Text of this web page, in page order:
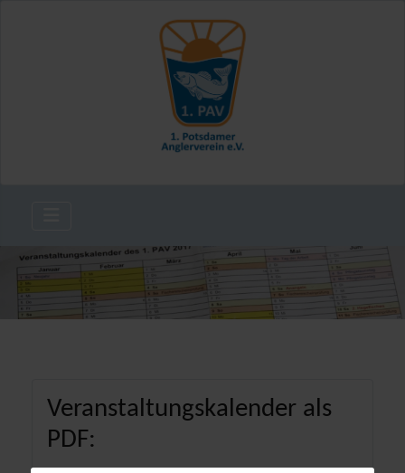
Veranstaltungskalender als
PDF: